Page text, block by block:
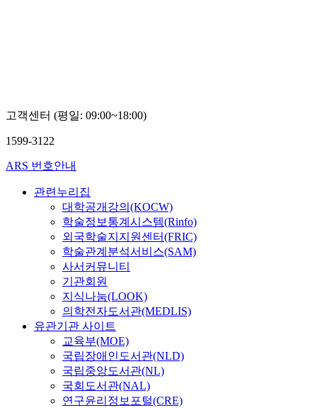
고객센터 (평일: 09:00~18:00)
1599-3122
ARS 번호안내
관련누리집
대학공개강의(KOCW)
학술정보통계시스템(Rinfo)
외국학술지지원센터(FRIC)
학술관계분석서비스(SAM)
사서커뮤니티
기관회원
지식나눔(LOOK)
의학전자도서관(MEDLIS)
유관기관 사이트
교육부(MOE)
국립장애인도서관(NLD)
국립중앙도서관(NL)
국회도서관(NAL)
연구윤리정보포털(CRE)